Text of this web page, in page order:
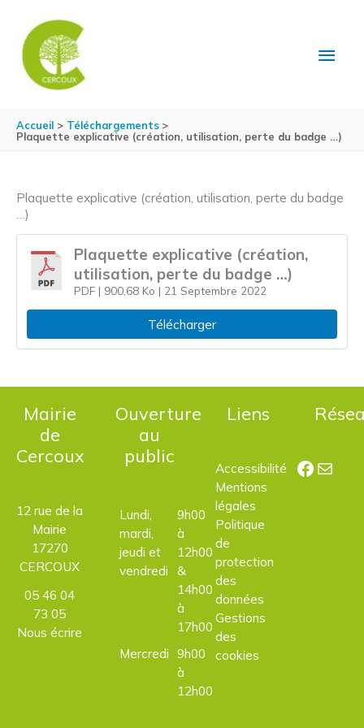
Accueil
Téléchargements
Plaquette explicative (création, utilisation, perte du badge …)
Plaquette explicative (création, utilisation, perte du badge
…)
Plaquette explicative (création,
utilisation, perte du badge …)
PDF| 900,68 Ko | 21 Septembre 2022
Télécharger
Mairie
de
Cercoux
12 rue de la
Mairie
17270
CERCOUX
05 46 04
73 05
Nous écrire
Ouverture
au
public
Lundi,
mardi,
jeudi et
vendredi
9h00
à
12h00
&
14h00
à
17h00
Mercredi 9h00
à
12h00
Liens
Accessibilité
Mentions
légales
Politique
de
protection
des
données
Gestions
des
cookies
E-mail